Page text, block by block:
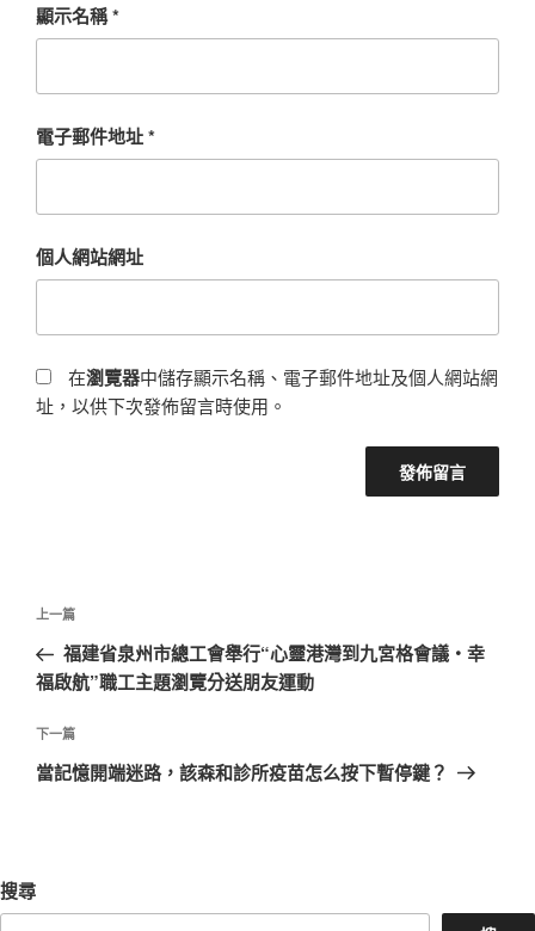
顯示名稱*
電子郵件地址*
個人網站網址
在瀏覽器中儲存顯示名稱、電子郵件地址及個人網站網
址，以供下次發佈留言時使用。
文
導
覽
上
一
篇
章
上一篇
福建省泉州市總工會舉行“心靈港灣到九宮格會議・幸
福啟航”職工主題瀏覽分送朋友運動
下
一
下一篇
當記憶開端迷路，該森和診所疫苗怎么按下暫停鍵？
搜尋